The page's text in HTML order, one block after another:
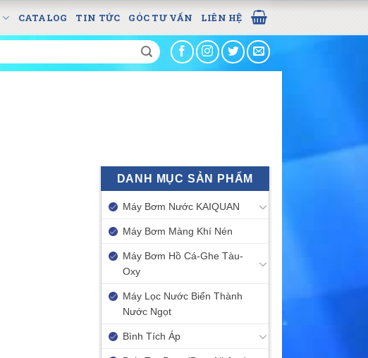
CATALOG TIN TỨC GÓC TƯ VẤN LIÊN HỆ
DANH MỤC SẢN PHẨM
Máy Bơm Nước KAIQUAN
Máy Bơm Màng Khí Nén
Máy Bơm Hồ Cá-Ghe Tàu-
Oxy
Máy Lọc Nước Biển Thành
Nước Ngọt
Bình Tích Áp